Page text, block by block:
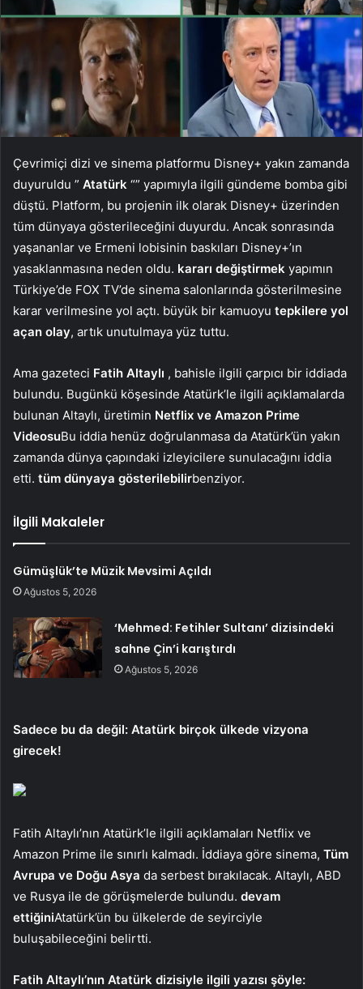
Çevrimiçi dizi ve sinema platformu Disney+ yakın zamanda
duyuruldu ” Atatürk “” yapımıyla ilgili gündeme bomba gibi
düştü. Platform, bu projenin ilk olarak Disney+ üzerinden
tüm dünyaya gösterileceğini duyurdu. Ancak sonrasında
yaşananlar ve Ermeni lobisinin baskıları Disney+’ın
yasaklanmasına neden oldu. kararı değiştirmek yapımın
Türkiye’de FOX TV’de sinema salonlarında gösterilmesine
karar verilmesine yol açtı. büyük bir kamuoyu tepkilere yol
açan olay, artık unutulmaya yüz tuttu.
Ama gazeteci Fatih Altaylı , bahisle ilgili çarpıcı bir iddiada
bulundu. Bugünkü köşesinde Atatürk’le ilgili açıklamalarda
bulunan Altaylı, üretimin Netflix ve Amazon Prime
VideosuBu iddia henüz doğrulanmasa da Atatürk’ün yakın
zamanda dünya çapındaki izleyicilere sunulacağını iddia
etti. tüm dünyaya gösterilebilirbenziyor.
İlgili Makaleler
Gümüşlük’te Müzik Mevsimi Açıldı
Ağustos 5, 2026
‘Mehmed: Fetihler Sultanı’ dizisindeki
sahne Çin’i karıştırdı
Ağustos 5, 2026
Sadece bu da değil: Atatürk birçok ülkede vizyona
girecek!
Fatih Altaylı’nın Atatürk’le ilgili açıklamaları Netflix ve
Amazon Prime ile sınırlı kalmadı. İddiaya göre sinema, Tüm
Avrupa ve Doğu Asya da serbest bırakılacak. Altaylı, ABD
ve Rusya ile de görüşmelerde bulundu. devam
ettiğiniAtatürk’ün bu ülkelerde de seyirciyle
buluşabileceğini belirtti.
Fatih Altaylı’nın Atatürk dizisiyle ilgili yazısı şöyle: